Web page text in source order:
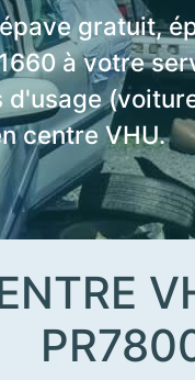
gratuit,
à votre
d'usage
centre VHU.